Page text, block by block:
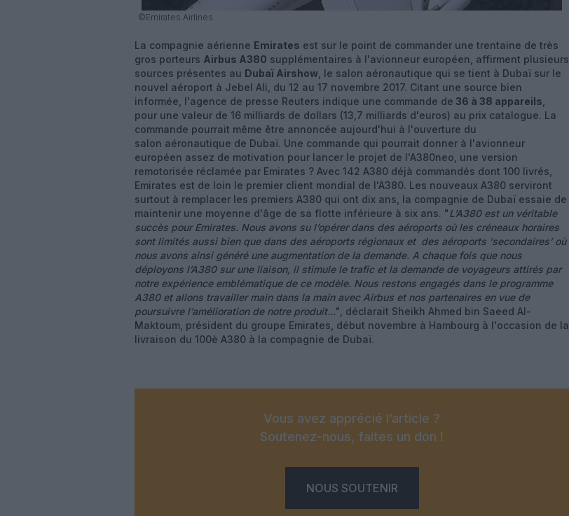
©Emirates Airlines
La compagnie aérienne Emirates est sur le point de commander une trentaine de très
gros porteurs Airbus A380 supplémentaires à l'avionneur européen, affirment plusieurs
sources présentes au Dubaï Airshow , le salon aéronautique qui se tient à Dubaï sur le
nouvel aéroport à Jebel Ali, du 12 au 17 novembre 2017. Citant une source bien
informée, l'agence de presse Reuters indique une commande de 36 à 38 appareils
pour une valeur de 16 milliards de dollars (13,7 milliards d'euros) au prix catalogue. La
commande pourrait même être annoncée aujourd'hui à l'ouverture du
salon aéronautique de Dubaï. Une commande qui pourrait donner à l'avionneur
européen assez de motivation pour lancer le projet de l'A380neo, une version
remotorisée réclamée par Emirates ? Avec 142 A380 déjà commandés dont 100 livrés,
Emirates est de loin le premier client mondial de l'A380. Les nouveaux A380 serviront
surtout à remplacer les premiers A380 qui ont dix ans, la compagnie de Dubaï essaie de
maintenir une moyenne d'âge de sa flotte inférieure à six ans. "L’A380 est un véritable
succès pour Emirates. Nous avons su l’opérer dans des aéroports où les créneaux horaires
sont limités aussi bien que dans des aéroports régionaux et des aéroports ‘secondaires’ où
nous avons ainsi généré une augmentation de la demande. A chaque fois que nous
déployons l’A380 sur une liaison, il stimule le trafic et la demande de voyageurs attirés par
notre expérience emblématique de ce modèle. Nous restons engagés dans le programme
A380 et allons travailler main dans la main avec Airbus et nos partenaires en vue de
poursuivre l’amélioration de notre produit...", déclarait Sheikh Ahmed bin Saeed Al-
Maktoum, président du groupe Emirates, début novembre à Hambourg à l'occasion de la
livraison du 100è A380 à la compagnie de Dubaï.
Vous avez apprécié l’article ?
Soutenez-nous, faites un don !
NOUS SOUTENIR